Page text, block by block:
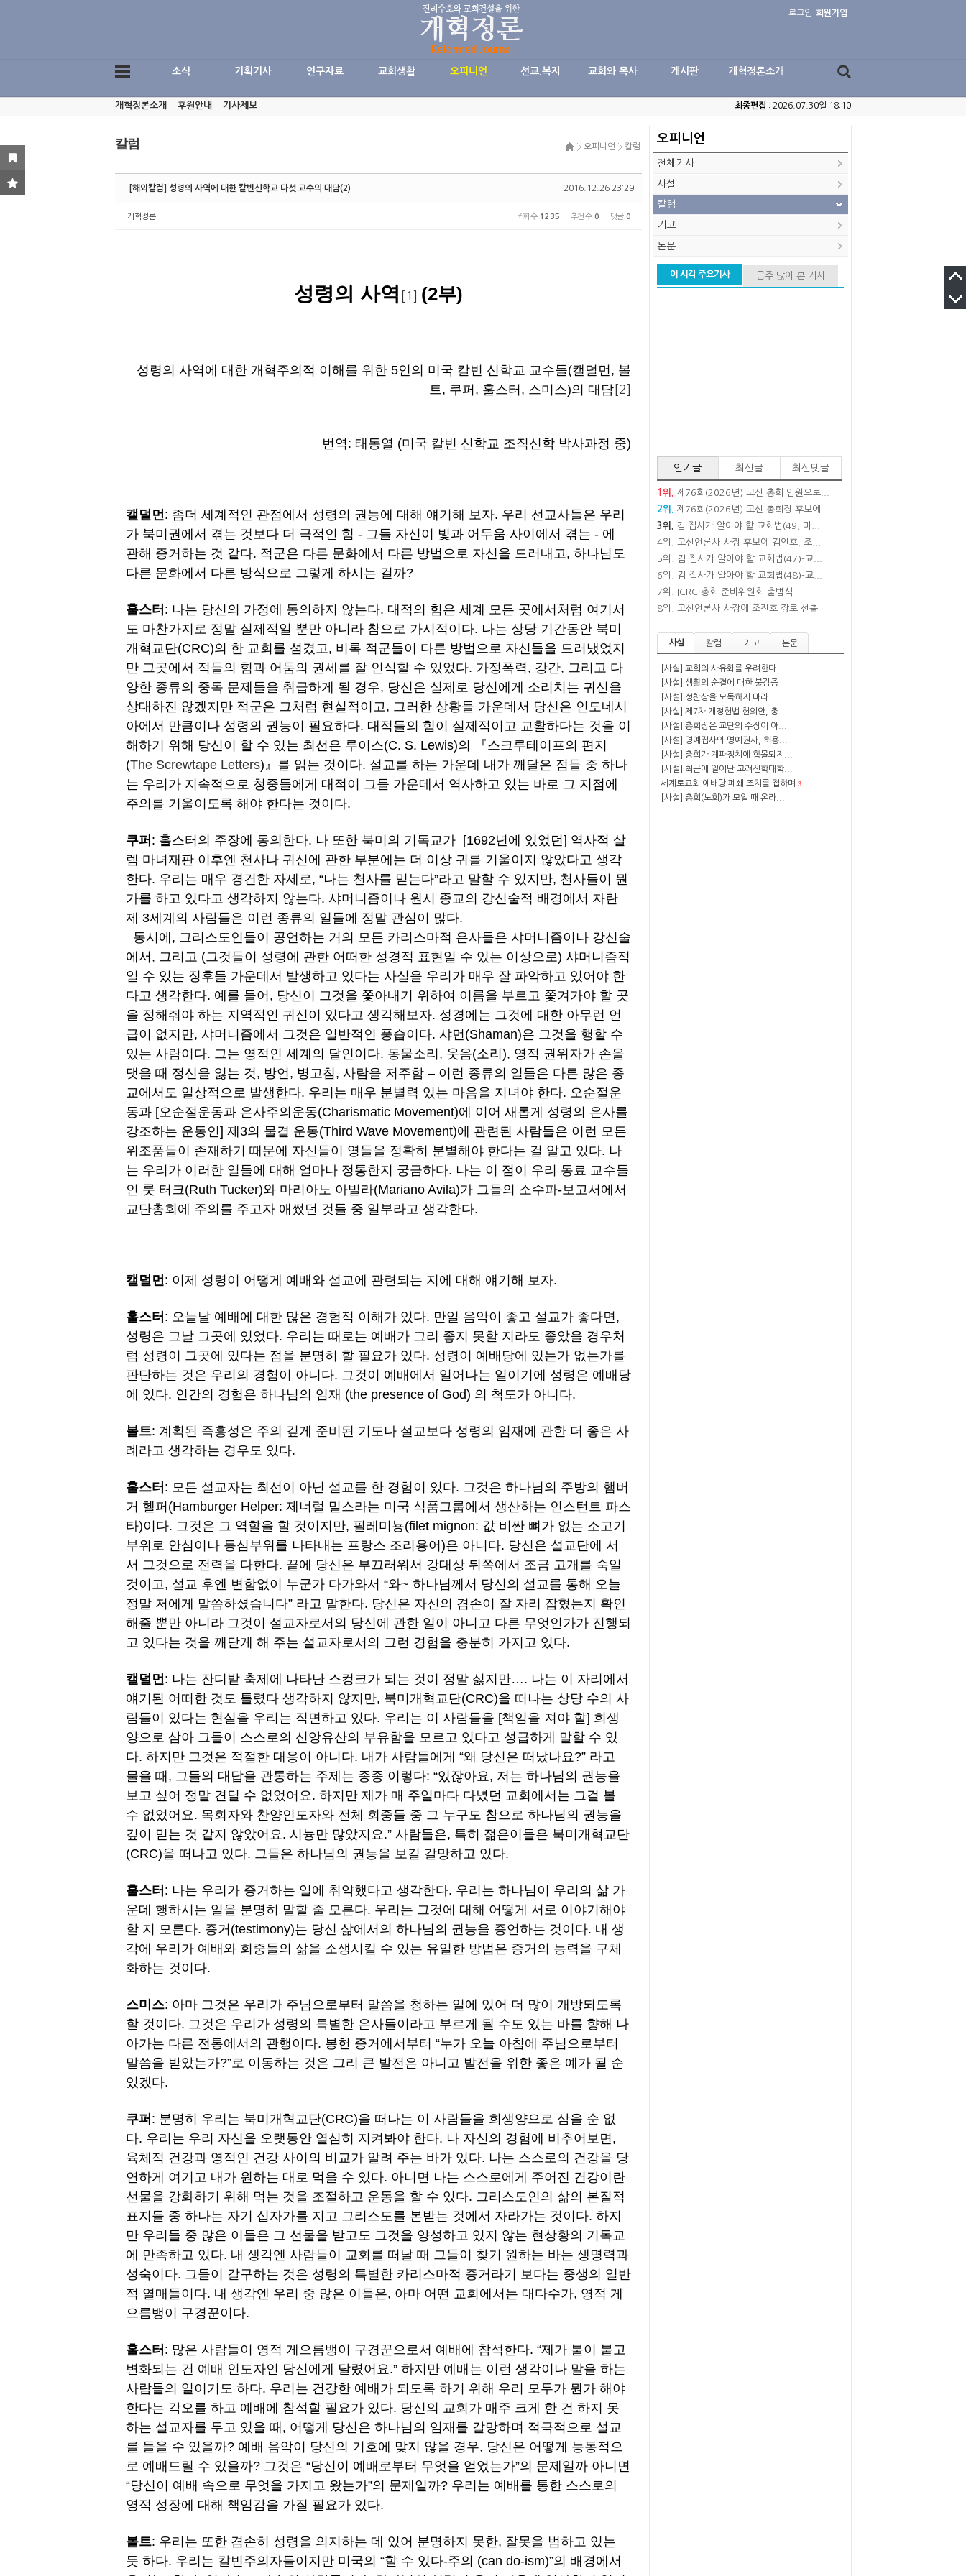
로그인 회원가입
소식 기획기사 연구자료 교회생활 오피니언 선교.복지 교회와 목사 게시판 개혁정론소개
개혁정론소개 후원안내 기사제보 최종편집 : 2026.07.30일 18:10
칼럼 오피니언 칼럼
2016.12.26 23:29
[해외칼럼] 성령의 사역에 대한 칼빈신학교 다섯 교수의 대담(2)
개혁정론 조회 수 1235 추천 수 0 댓글 0
성령의 사역 [1] (2부)
성령의 사역에 대한 개혁주의적 이해를 위한 5인의 미국 칼빈 신학교 교수들(캘덜먼, 볼
트, 쿠퍼, 훌스터, 스미스)의 대담[2]
번역: 태동열 (미국 칼빈 신학교 조직신학 박사과정 중)
캘덜먼: 좀더 세계적인 관점에서 성령의 권능에 대해 얘기해 보자. 우리 선교사들은 우리
가 북미권에서 겪는 것보다 더 극적인 힘 - 그들 자신이 빛과 어두움 사이에서 겪는 - 에
관해 증거하는 것 같다. 적군은 다른 문화에서 다른 방법으로 자신을 드러내고, 하나님도
다른 문화에서 다른 방식으로 그렇게 하시는 걸까?
훌스터 : 나는 당신의 가정에 동의하지 않는다. 대적의 힘은 세계 모든 곳에서처럼 여기서
도 마찬가지로 정말 실제적일 뿐만 아니라 참으로 가시적이다. 나는 상당 기간동안 북미
개혁교단(CRC)의 한 교회를 섬겼고, 비록 적군들이 다른 방법으로 자신들을 드러냈었지
만 그곳에서 적들의 힘과 어둠의 권세를 잘 인식할 수 있었다. 가정폭력, 강간, 그리고 다
양한 종류의 중독 문제들을 취급하게 될 경우, 당신은 실제로 당신에게 소리치는 귀신을
상대하진 않겠지만 적군은 그처럼 현실적이고, 그러한 상황들 가운데서 당신은 인도네시
아에서 만큼이나 성령의 권능이 필요하다. 대적들의 힘이 실제적이고 교활하다는 것을 이
해하기 위해 당신이 할 수 있는 최선은 루이스(C. S. Lewis)의 『스크루테이프의 편지
(The Screwtape Letters)』를 읽는 것이다. 설교를 하는 가운데 내가 깨달은 점들 중 하나
는 우리가 지속적으로 청중들에게 대적이 그들 가운데서 역사하고 있는 바로 그 지점에
주의를 기울이도록 해야 한다는 것이다.
쿠퍼 : 훌스터의 주장에 동의한다. 나 또한 북미의 기독교가 [1692년에 있었던] 역사적 살
렘 마녀재판 이후엔 천사나 귀신에 관한 부분에는 더 이상 귀를 기울이지 않았다고 생각
한다. 우리는 매우 경건한 자세로, “나는 천사를 믿는다”라고 말할 수 있지만, 천사들이 뭔
가를 하고 있다고 생각하지 않는다. 샤머니즘이나 원시 종교의 강신술적 배경에서 자란
제 3세계의 사람들은 이런 종류의 일들에 정말 관심이 많다.
동시에, 그리스도인들이 공언하는 거의 모든 카리스마적 은사들은 샤머니즘이나 강신술
에서, 그리고 (그것들이 성령에 관한 어떠한 성경적 표현일 수 있는 이상으로) 샤머니즘적
일 수 있는 징후들 가운데서 발생하고 있다는 사실을 우리가 매우 잘 파악하고 있어야 한
다고 생각한다. 예를 들어, 당신이 그것을 쫓아내기 위하여 이름을 부르고 쫓겨가야 할 곳
을 정해줘야 하는 지역적인 귀신이 있다고 생각해보자. 성경에는 그것에 대한 아무런 언
급이 없지만, 샤머니즘에서 그것은 일반적인 풍습이다. 샤먼(Shaman)은 그것을 행할 수
있는 사람이다. 그는 영적인 세계의 달인이다. 동물소리, 웃음(소리), 영적 권위자가 손을
댓을 때 정신을 잃는 것, 방언, 병고침, 사람을 저주함 – 이런 종류의 일들은 다른 많은 종
교에서도 일상적으로 발생한다. 우리는 매우 분별력 있는 마음을 지녀야 한다. 오순절운
동과 [오순절운동과 은사주의운동(Charismatic Movement)에 이어 새롭게 성령의 은사를
강조하는 운동인] 제3의 물결 운동(Third Wave Movement)에 관련된 사람들은 이런 모든
위조품들이 존재하기 때문에 자신들이 영들을 정확히 분별해야 한다는 걸 알고 있다. 나
는 우리가 이러한 일들에 대해 얼마나 정통한지 궁금하다. 나는 이 점이 우리 동료 교수들
인 룻 터크(Ruth Tucker)와 마리아노 아빌라(Mariano Avila)가 그들의 소수파-보고서에서
교단총회에 주의를 주고자 애썼던 것들 중 일부라고 생각한다.
캘덜먼: 이제 성령이 어떻게 예배와 설교에 관련되는 지에 대해 얘기해 보자.
훌스터 : 오늘날 예배에 대한 많은 경험적 이해가 있다. 만일 음악이 좋고 설교가 좋다면,
성령은 그날 그곳에 있었다. 우리는 때로는 예배가 그리 좋지 못할 지라도 좋았을 경우처
럼 성령이 그곳에 있다는 점을 분명히 할 필요가 있다. 성령이 예배당에 있는가 없는가를
판단하는 것은 우리의 경험이 아니다. 그것이 예배에서 일어나는 일이기에 성령은 예배당
에 있다. 인간의 경험은 하나님의 임재 (the presence of God) 의 척도가 아니다.
볼트: 계획된 즉흥성은 주의 깊게 준비된 기도나 설교보다 성령의 임재에 관한 더 좋은 사
례라고 생각하는 경우도 있다.
훌스터 : 모든 설교자는 최선이 아닌 설교를 한 경험이 있다. 그것은 하나님의 주방의 햄버
거 헬퍼(Hamburger Helper: 제너럴 밀스라는 미국 식품그룹에서 생산하는 인스턴트 파스
타)이다. 그것은 그 역할을 할 것이지만, 필레미뇽(filet mignon: 값 비싼 뼈가 없는 소고기
부위로 안심이나 등심부위를 나타내는 프랑스 조리용어)은 아니다. 당신은 설교단에 서
서 그것으로 전력을 다한다. 끝에 당신은 부끄러워서 강대상 뒤쪽에서 조금 고개를 숙일
것이고, 설교 후엔 변함없이 누군가 다가와서 “와~ 하나님께서 당신의 설교를 통해 오늘
정말 저에게 말씀하셨습니다” 라고 말한다. 당신은 자신의 겸손이 잘 자리 잡혔는지 확인
해줄 뿐만 아니라 그것이 설교자로서의 당신에 관한 일이 아니고 다른 무엇인가가 진행되
고 있다는 것을 깨닫게 해 주는 설교자로서의 그런 경험을 충분히 가지고 있다.
캘덜먼: 나는 잔디밭 축제에 나타난 스컹크가 되는 것이 정말 싫지만…. 나는 이 자리에서
얘기된 어떠한 것도 틀렸다 생각하지 않지만, 북미개혁교단(CRC)을 떠나는 상당 수의 사
람들이 있다는 현실을 우리는 직면하고 있다. 우리는 이 사람들을 [책임을 져야 할] 희생
양으로 삼아 그들이 스스로의 신앙유산의 부유함을 모르고 있다고 성급하게 말할 수 있
다. 하지만 그것은 적절한 대응이 아니다. 내가 사람들에게 “왜 당신은 떠났나요?” 라고
물을 때, 그들의 대답을 관통하는 주제는 종종 이렇다: “있잖아요, 저는 하나님의 권능을
보고 싶어 정말 견딜 수 없었어요. 하지만 제가 매 주일마다 다녔던 교회에서는 그걸 볼
수 없었어요. 목회자와 찬양인도자와 전체 회중들 중 그 누구도 참으로 하나님의 권능을
깊이 믿는 것 같지 않았어요. 시늉만 많았지요.” 사람들은, 특히 젊은이들은 북미개혁교단
(CRC)을 떠나고 있다. 그들은 하나님의 권능을 보길 갈망하고 있다.
훌스터 : 나는 우리가 증거하는 일에 취약했다고 생각한다. 우리는 하나님이 우리의 삶 가
운데 행하시는 일을 분명히 말할 줄 모른다. 우리는 그것에 대해 어떻게 서로 이야기해야
할 지 모른다. 증거(testimony)는 당신 삶에서의 하나님의 권능을 증언하는 것이다. 내 생
각에 우리가 예배와 회중들의 삶을 소생시킬 수 있는 유일한 방법은 증거의 능력을 구체
화하는 것이다.
스미스: 아마 그것은 우리가 주님으로부터 말씀을 청하는 일에 있어 더 많이 개방되도록
할 것이다. 그것은 우리가 성령의 특별한 은사들이라고 부르게 될 수도 있는 바를 향해 나
아가는 다른 전통에서의 관행이다. 봉헌 증거에서부터 “누가 오늘 아침에 주님으로부터
말씀을 받았는가?”로 이동하는 것은 그리 큰 발전은 아니고 발전을 위한 좋은 예가 될 순
있겠다.
쿠퍼 : 분명히 우리는 북미개혁교단(CRC)을 떠나는 이 사람들을 희생양으로 삼을 순 없
다. 우리는 우리 자신을 오랫동안 열심히 지켜봐야 한다. 나 자신의 경험에 비추어보면,
육체적 건강과 영적인 건강 사이의 비교가 알려 주는 바가 있다. 나는 스스로의 건강을 당
연하게 여기고 내가 원하는 대로 먹을 수 있다. 아니면 나는 스스로에게 주어진 건강이란
선물을 강화하기 위해 먹는 것을 조절하고 운동을 할 수 있다. 그리스도인의 삶의 본질적
표지들 중 하나는 자기 십자가를 지고 그리스도를 본받는 것에서 자라가는 것이다. 하지
만 우리들 중 많은 이들은 그 선물을 받고도 그것을 양성하고 있지 않는 현상황의 기독교
에 만족하고 있다. 내 생각엔 사람들이 교회를 떠날 때 그들이 찾기 원하는 바는 생명력과
성숙이다. 그들이 갈구하는 것은 성령의 특별한 카리스마적 증거라기 보다는 중생의 일반
적 열매들이다. 내 생각엔 우리 중 많은 이들은, 아마 어떤 교회에서는 대다수가, 영적 게
으름뱅이 구경꾼이다.
훌스터 : 많은 사람들이 영적 게으름뱅이 구경꾼으로서 예배에 참석한다. “제가 불이 붙고
변화되는 건 예배 인도자인 당신에게 달렸어요.” 하지만 예배는 이런 생각이나 말을 하는
사람들의 일이기도 하다. 우리는 건강한 예배가 되도록 하기 위해 우리 모두가 뭔가 해야
한다는 각오를 하고 예배에 참석할 필요가 있다. 당신의 교회가 매주 크게 한 건 하지 못
하는 설교자를 두고 있을 때, 어떻게 당신은 하나님의 임재를 갈망하며 적극적으로 설교
를 들을 수 있을까? 예배 음악이 당신의 기호에 맞지 않을 경우, 당신은 어떻게 능동적으
로 예배드릴 수 있을까? 그것은 “당신이 예배로부터 무엇을 얻었는가”의 문제일까 아니면
“당신이 예배 속으로 무엇을 가지고 왔는가”의 문제일까? 우리는 예배를 통한 스스로의
영적 성장에 대해 책임감을 가질 필요가 있다.
볼트: 우리는 또한 겸손히 성령을 의지하는 데 있어 분명하지 못한, 잘못을 범하고 있는
듯 하다. 우리는 칼빈주의자들이지만 미국의 “할 수 있다-주의 (can do-ism)”의 배경에서
오피니언
전체기사
사설
칼럼
기고
논문
이 시각 주요기사 금주 많이 본 기사
인기글 최신글 최신댓글
1위.
제76회(2026년) 고신 총회 임원으로...
2위.
제76회(2026년) 고신 총회장 후보에...
3위.
김 집사가 알아야 할 교회법(49, 마...
4위.
고신언론사 사장 후보에 김인호, 조...
5위.
김 집사가 알아야 할 교회법(47)-교...
6위.
김 집사가 알아야 할 교회법(48)-교...
7위.
ICRC 총회 준비위원회 출범식
8위.
고신언론사 사장에 조진호 장로 선출
사설 칼럼 기고 논문
[사설] 교회의 사유화를 우려한다
[사설] 생활의 순결에 대한 불감증
[사설] 성찬상을 모독하지 마라
[사설] 제7차 개정헌법 헌의안, 총...
[사설] 총회장은 교단의 수장이 아...
[사설] 명예집사와 명예권사, 허용...
[사설] 총회가 계파정치에 함몰되지...
[사설] 최근에 일어난 고려신학대학...
세계로교회 예배당 폐쇄 조치를 접하며 3
[사설] 총회(노회)가 모일 때 온라...
Sketchbook5, 스케치북5
Sketchbook5, 스케치북5